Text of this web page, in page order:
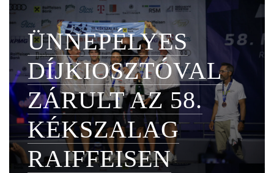
ÜNNEPÉLYES
DÍJKIOSZTÓVAL
ZÁRULT AZ 58.
KÉKSZALAG
RAIFFEISEN